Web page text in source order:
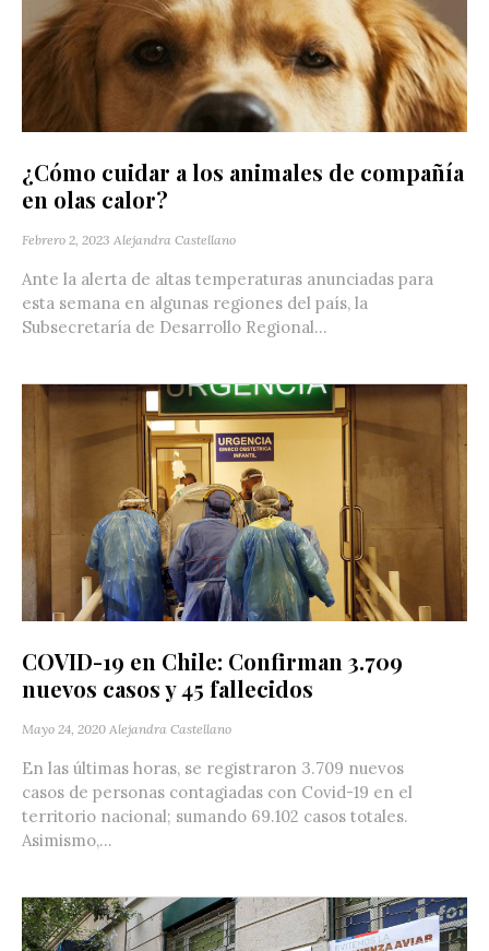
¿Cómo cuidar a los animales de compañía
en olas calor?
Febrero 2, 2023 Alejandra Castellano
Ante la alerta de altas temperaturas anunciadas para
esta semana en algunas regiones del país, la
Subsecretaría de Desarrollo Regional...
COVID-19 en Chile: Confirman 3.709
nuevos casos y 45 fallecidos
Mayo 24, 2020 Alejandra Castellano
En las últimas horas, se registraron 3.709 nuevos
casos de personas contagiadas con Covid-19 en el
territorio nacional; sumando 69.102 casos totales.
Asimismo,...